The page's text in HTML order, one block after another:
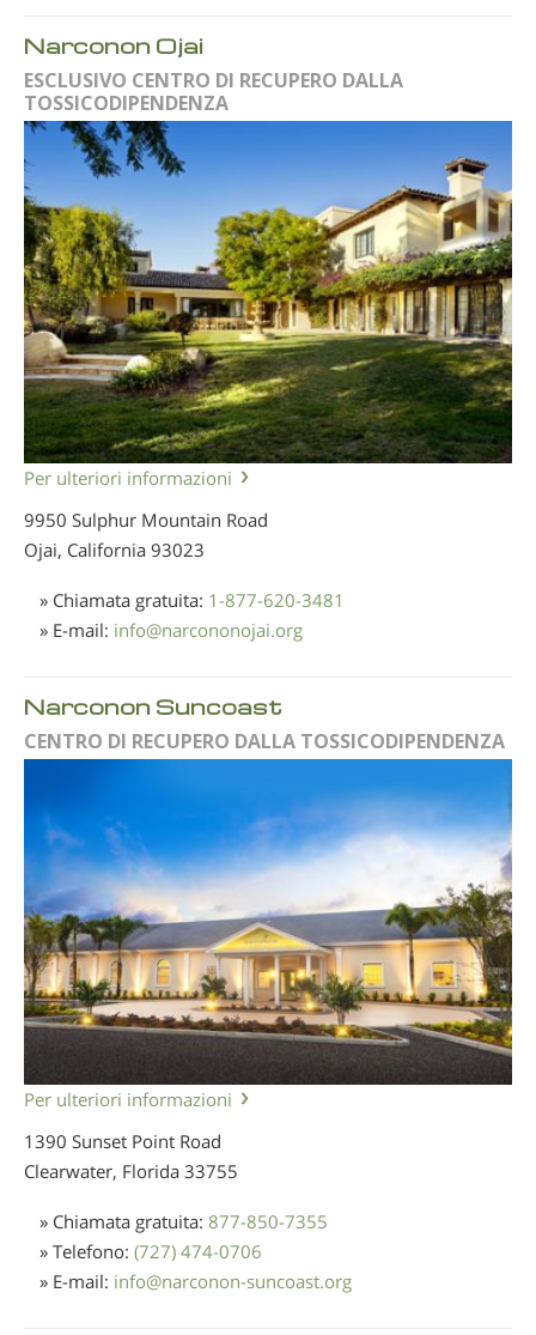
Narconon Ojai
ESCLUSIVO CENTRO DI RECUPERO DALLA
TOSSICODIPENDENZA
Per ulteriori informazioni
9950 Sulphur Mountain Road
Ojai, California 93023
» Chiamata gratuita: 1-877-620-3481
» E-mail: info@narcononojai.org
Narconon Suncoast
CENTRO DI RECUPERO DALLA TOSSICODIPENDENZA
Per ulteriori informazioni
1390 Sunset Point Road
Clearwater, Florida 33755
» Chiamata gratuita: 877-850-7355
» Telefono: (727) 474-0706
» E-mail: info@narconon-suncoast.org